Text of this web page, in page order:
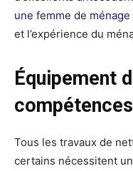
une femme de
et l’expérience du
Équipement
Tous les travaux de
certains nécessitent